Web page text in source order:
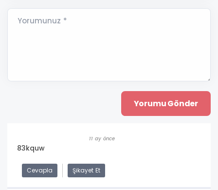
Yorumunuz *
11 ay önce
83kquw
Cevapla Şikayet Et